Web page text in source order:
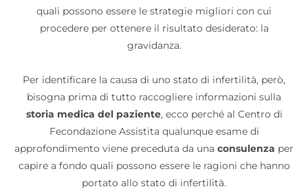
quali possono essere le strategie migliori con cui
procedere per ottenere il risultato desiderato: la
gravidanza.
Per identificare la causa di uno stato di infertilità, però,
bisogna prima di tutto raccogliere informazioni sulla
storia medica del paziente, ecco perché al Centro di
Fecondazione Assistita qualunque esame di
approfondimento viene preceduta da una consulenza per
capire a fondo quali possono essere le ragioni che hanno
portato allo stato di infertilità.